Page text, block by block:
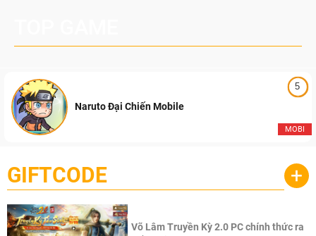
5
MOBI
Naruto Đại Chiến Mobile
GIFTCODE +
Võ Lâm Truyền Kỳ 2.0 PC chính thức ra